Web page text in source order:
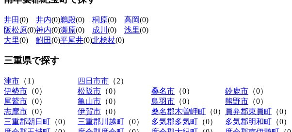
井田(0) 井内(0)鵜殿(0) 桐原(0) 高岡(0)
阪松原(0)神内(0)瀬原(0) 成川 (0) 浅里(0)
大里(0) 鮒田(0)平尾井(0)北桧杖(0)
三重県で探す
津市 （1） 四日市市 （2）
伊勢市 （0） 松阪市 （0） 桑名市 （0） 鈴鹿市 （0）
尾鷲市 （0） 亀山市 （0） 鳥羽市 （0） 熊野市 （0）
志摩市 （0） 伊賀市 （0） 桑名郡木曽岬町 （0） 員弁郡東員町 （0）
三重郡朝日町 （0） 三重郡川越町 （0） 多気郡多気町 （0） 多気郡明和町 （0）